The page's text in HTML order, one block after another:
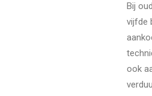
Bij
vijfde
ook